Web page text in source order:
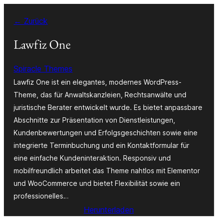
Inhalt
springen
← Zurück
Lawfiz One
Spiracle Themes
Lawfiz One ist ein elegantes, modernes WordPress-
Theme, das für Anwaltskanzleien, Rechtsanwälte und
juristische Berater entwickelt wurde. Es bietet anpassbare
Abschnitte zur Präsentation von Dienstleistungen,
Kundenbewertungen und Erfolgsgeschichten sowie eine
integrierte Terminbuchung und ein Kontaktformular für
eine einfache Kundeninteraktion. Responsiv und
mobilfreundlich arbeitet das Theme nahtlos mit Elementor
und WooCommerce und bietet Flexibilität sowie ein
professionelles…
Herunterladen